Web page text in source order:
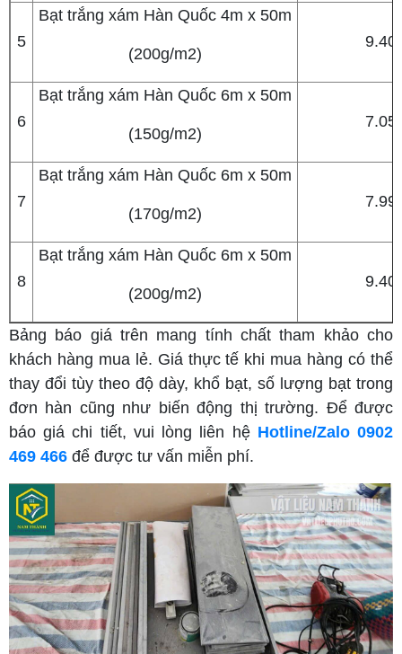
5
Bạt trắng xám Hàn Quốc 4m x 50m
(200g/m2)
6
Bạt trắng xám Hàn Quốc 6m x 50m
(150g/m2)
7
Bạt trắng xám Hàn Quốc 6m x 50m
(170g/m2)
8
Bạt trắng xám Hàn Quốc 6m x 50m
(200g/m2)
Bảng báo giá trên mang tính chất tham khảo cho
khách hàng mua lẻ. Giá thực tế khi mua hàng có thể
thay đổi tùy theo độ dày, khổ bạt, số lượng bạt trong
đơn hàn cũng như biến động thị trường. Để được
báo giá chi tiết, vui lòng liên hệ Hotline/Zalo 0902
469 466 để được tư vấn miễn phí.